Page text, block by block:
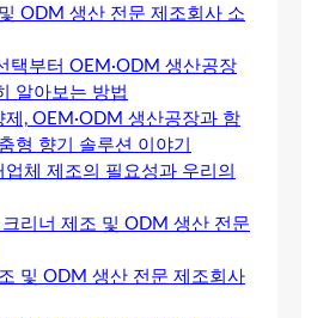
ODM 생산 전문 제조회사 소
택부터 OEM·ODM 생산공장
알아보는 방법
, OEM·ODM 생산공장과 함
형 향기 솔루션 이야기
체 제조의 필요성과 우리의
리너 제조 및 ODM 생산 전문
및 ODM 생산 전문 제조회사